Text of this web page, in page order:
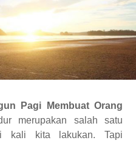
Pagi Membuat Orang
merupakan salah satu
kali kita lakukan. Tapi